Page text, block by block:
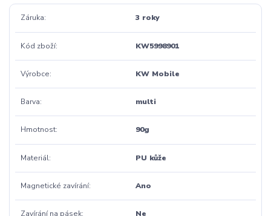
Záruka 3 roky
Kód zboží KW5998901
Výrobce KW Mobile
Barva multi
Hmotnost 90g
Materiál PU kůže
Magnetické zavírání Ano
Zavírání na pásek Ne